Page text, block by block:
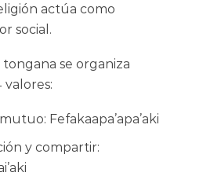
actúa como
social.
tongana se organiza
Fefakaapa’apa’aki
y compartir: